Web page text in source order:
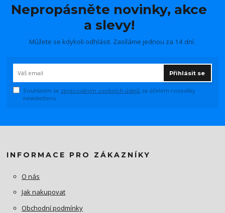
Nepropásněte novinky, akce
a slevy!
Můžete se kdykoli odhlásit. Zasíláme jednou za 14 dní.
Přihlásit se
Souhlasím se zpracováním osobních údajů za účelem rozesílky
newsletteru.
INFORMACE PRO ZÁKAZNÍKY
O nás
Jak nakupovat
Obchodní podmínky